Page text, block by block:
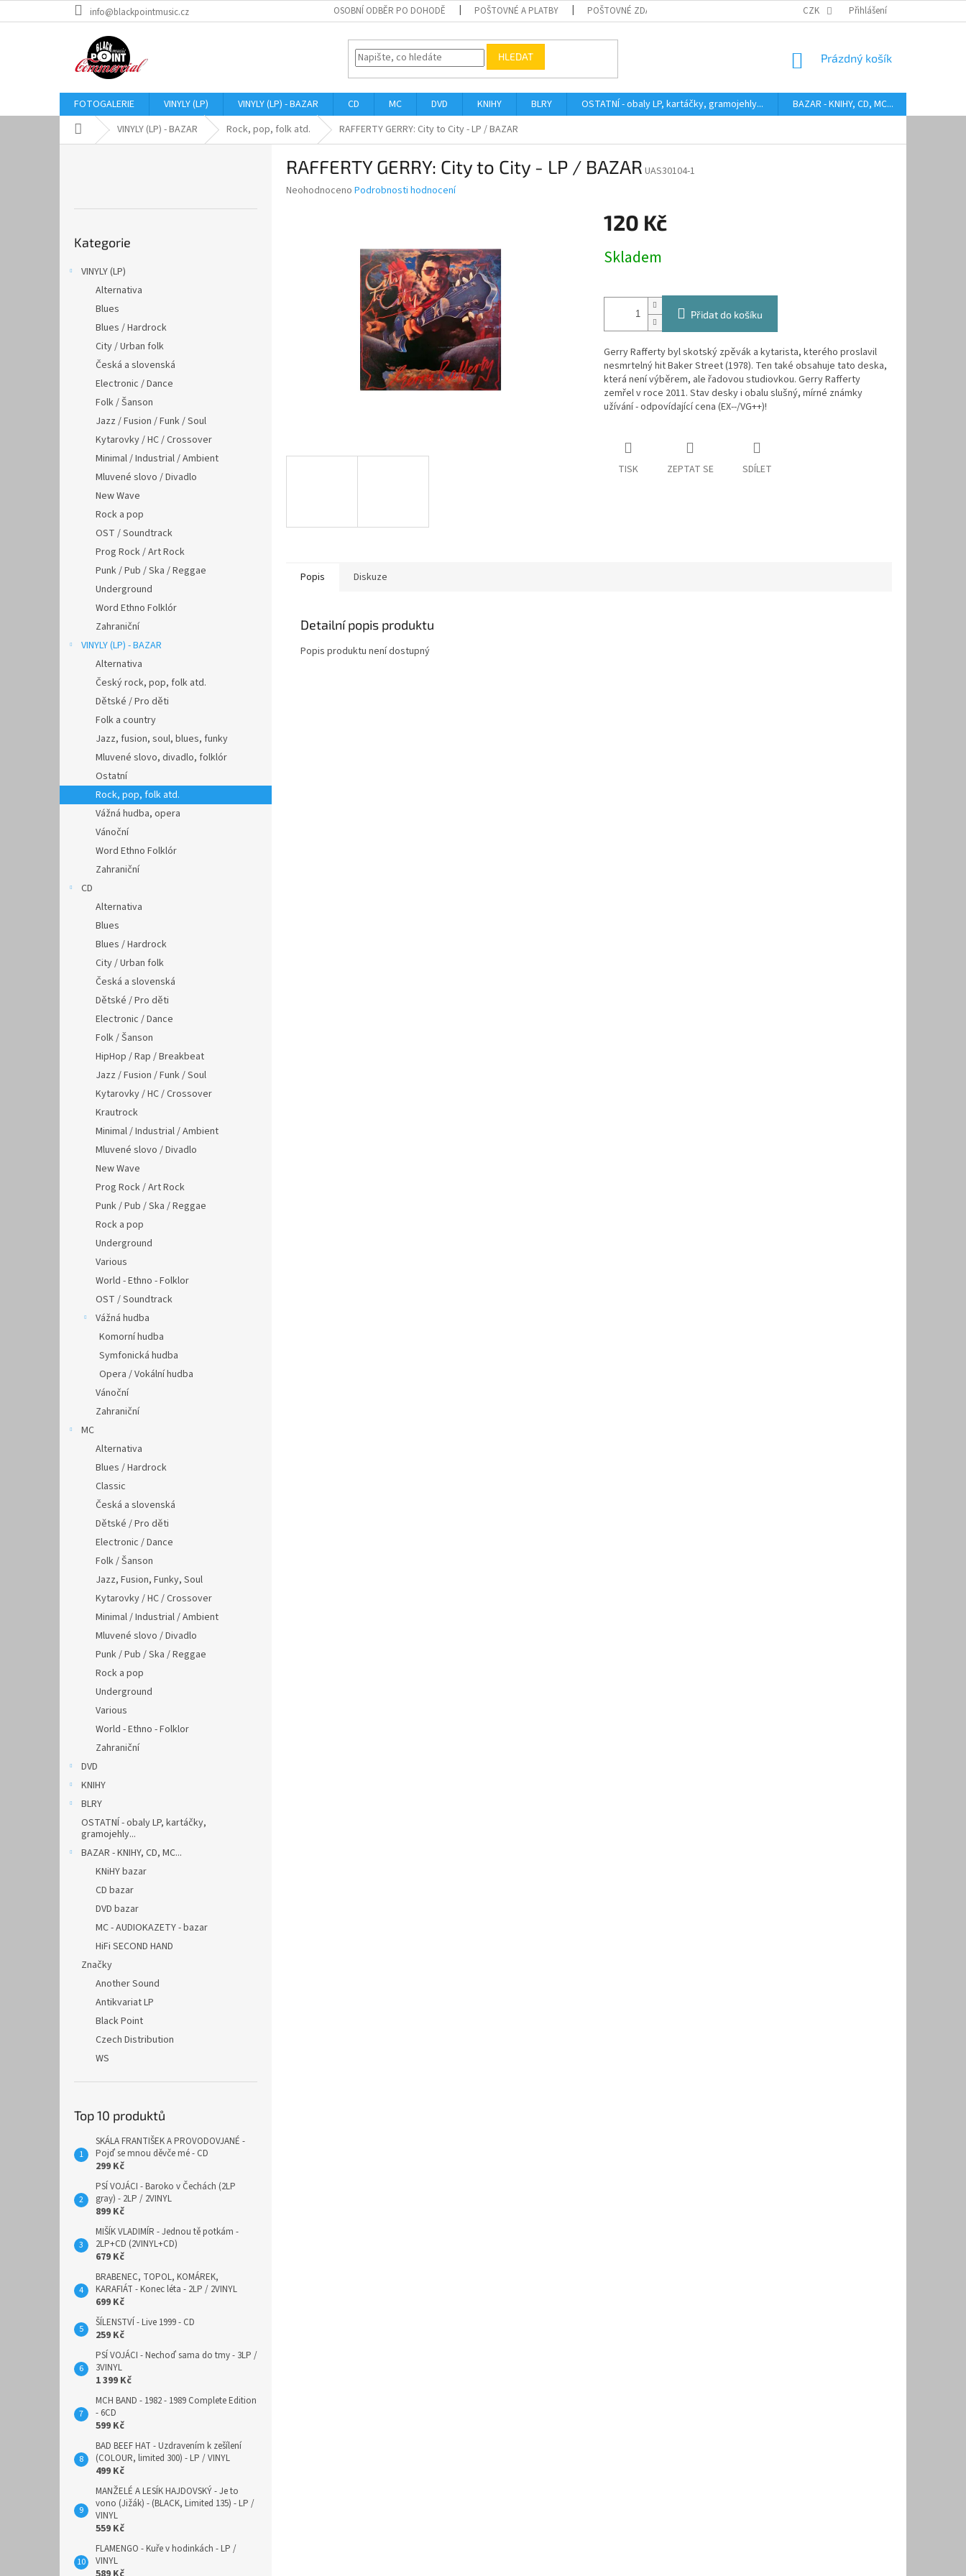
na
info@blackpointmusic.cz OSOBNÍ ODBĚR PO DOHODĚ POŠTOVNÉ A PLATBY POŠTOVNÉ ZDARMA HODNOCENÍ STAVU BAZAROVÝCH LP AUDIOKAZETY ANEB
CZK Přihlášení
HLEDAT
NÁKUPNÍ
Prázdný košík
FOTOGALERIE VINYLY (LP) VINYLY (LP) - BAZAR CD MC DVD KNIHY BLRY OSTATNÍ - obaly LP, kartáčky, gramojehly... BAZAR - KNIHY, CD, MC...
Domů VINYLY (LP) - BAZAR Rock, pop, folk atd. RAFFERTY GERRY: City to City - LP / BAZAR
kategorie
Kategorie
VINYLY (LP)
Alternativa
Blues
Blues / Hardrock
City / Urban folk
Česká a slovenská
Electronic / Dance
Folk / Šanson
Jazz / Fusion / Funk / Soul
Kytarovky / HC / Crossover
Minimal / Industrial / Ambient
Mluvené slovo / Divadlo
New Wave
Rock a pop
OST / Soundtrack
Prog Rock / Art Rock
Punk / Pub / Ska / Reggae
Underground
Word Ethno Folklór
Zahraniční
VINYLY (LP) - BAZAR
Alternativa
Český rock, pop, folk atd.
Dětské / Pro děti
Folk a country
Jazz, fusion, soul, blues, funky
Mluvené slovo, divadlo, folklór
Ostatní
Rock, pop, folk atd.
Vážná hudba, opera
Vánoční
Word Ethno Folklór
Zahraniční
CD
Alternativa
Blues
Blues / Hardrock
City / Urban folk
Česká a slovenská
Dětské / Pro děti
Electronic / Dance
Folk / Šanson
HipHop / Rap / Breakbeat
Jazz / Fusion / Funk / Soul
Kytarovky / HC / Crossover
Krautrock
Minimal / Industrial / Ambient
Mluvené slovo / Divadlo
New Wave
Prog Rock / Art Rock
Punk / Pub / Ska / Reggae
Rock a pop
Underground
Various
World - Ethno - Folklor
OST / Soundtrack
Vážná hudba
Komorní hudba
Symfonická hudba
Opera / Vokální hudba
Vánoční
Zahraniční
MC
Alternativa
Blues / Hardrock
Classic
Česká a slovenská
Dětské / Pro děti
Electronic / Dance
Folk / Šanson
Jazz, Fusion, Funky, Soul
Kytarovky / HC / Crossover
Minimal / Industrial / Ambient
Mluvené slovo / Divadlo
Punk / Pub / Ska / Reggae
Rock a pop
Underground
Various
World - Ethno - Folklor
Zahraniční
DVD
KNIHY
BLRY
OSTATNÍ - obaly LP, kartáčky,
gramojehly...
BAZAR - KNIHY, CD, MC...
KNiHY bazar
CD bazar
DVD bazar
MC - AUDIOKAZETY - bazar
HiFi SECOND HAND
Značky
Another Sound
Antikvariat LP
Black Point
Czech Distribution
WS
Top 10 produktů
SKÁLA FRANTIŠEK A PROVODOVJANÉ -
Pojď se mnou děvče mé - CD
299 Kč
PSÍ VOJÁCI - Baroko v Čechách (2LP
gray) - 2LP / 2VINYL
899 Kč
MIŠÍK VLADIMÍR - Jednou tě potkám -
2LP+CD (2VINYL+CD)
679 Kč
BRABENEC, TOPOL, KOMÁREK,
KARAFIÁT - Konec léta - 2LP / 2VINYL
699 Kč
ŠÍLENSTVÍ - Live 1999 - CD
259 Kč
PSÍ VOJÁCI - Nechoď sama do tmy - 3LP /
3VINYL
1 399 Kč
MCH BAND - 1982 - 1989 Complete Edition
- 6CD
599 Kč
BAD BEEF HAT - Uzdravením k zešílení
(COLOUR, limited 300) - LP / VINYL
499 Kč
MANŽELÉ A LESÍK HAJDOVSKÝ - Je to
vono (Jižák) - (BLACK, Limited 135) - LP /
VINYL
559 Kč
FLAMENGO - Kuře v hodinkách - LP /
VINYL
RAFFERTY GERRY: City to City - LP / BAZAR UAS30104-1
Průměrné
Neohodnoceno Podrobnosti hodnocení
120 Kč
cena:
Skladem
Přidat do košíku
Gerry Rafferty byl skotský zpěvák a kytarista, kterého proslavil
nesmrtelný hit Baker Street (1978). Ten také obsahuje tato deska,
která není výběrem, ale řadovou studiovkou. Gerry Rafferty
zemřel v roce 2011. Stav desky i obalu slušný, mírné známky
užívání - odpovídající cena (EX--/VG++)!
TISK ZEPTAT SE SDÍLET
Popis Diskuze
Detailní popis produktu
Popis produktu není dostupný